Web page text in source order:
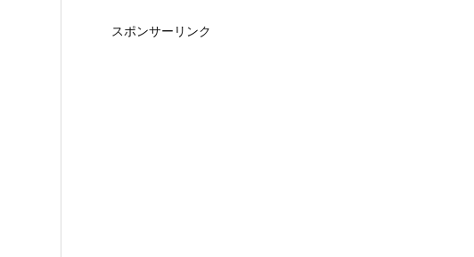
スポンサーリンク